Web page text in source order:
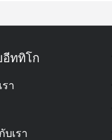
อีททิโก
รา
บเรา